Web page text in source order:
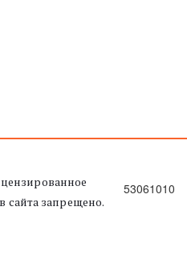
сайта запрещено.
53061010